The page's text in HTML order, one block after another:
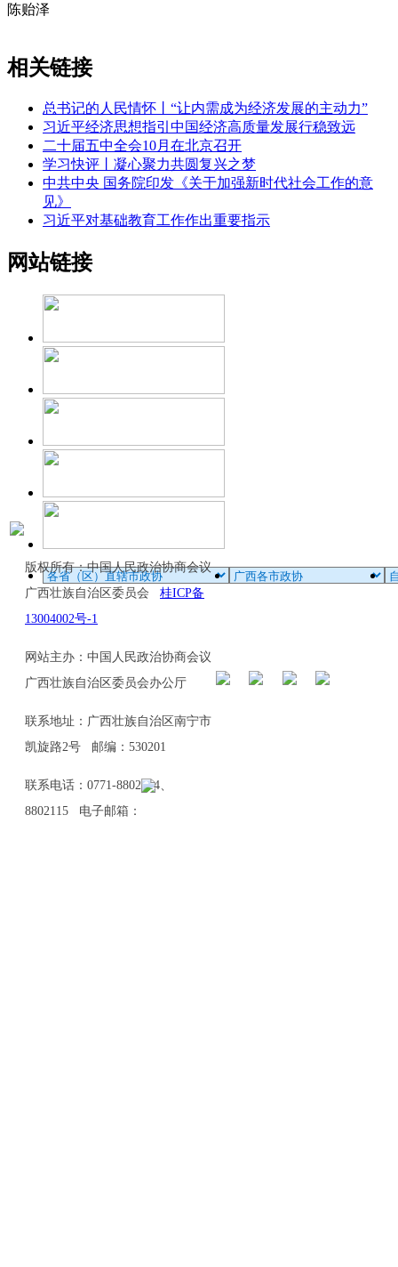
陈贻泽
相关链接
总书记的人民情怀丨“让内需成为经济发展的主动力”
习近平经济思想指引中国经济高质量发展行稳致远
二十届五中全会10月在北京召开
学习快评丨凝心聚力共圆复兴之梦
中共中央 国务院印发《关于加强新时代社会工作的意
见》
习近平对基础教育工作作出重要指示
网站链接
版权所有：中国人民政治协商会议
广西壮族自治区委员会 桂ICP备
13004002号-1
网站主办：中国人民政治协商会议
广西壮族自治区委员会办公厅
联系地址：广西壮族自治区南宁市
凯旋路2号 邮编：530201
联系电话：0771-8802114、
8802115 电子邮箱：